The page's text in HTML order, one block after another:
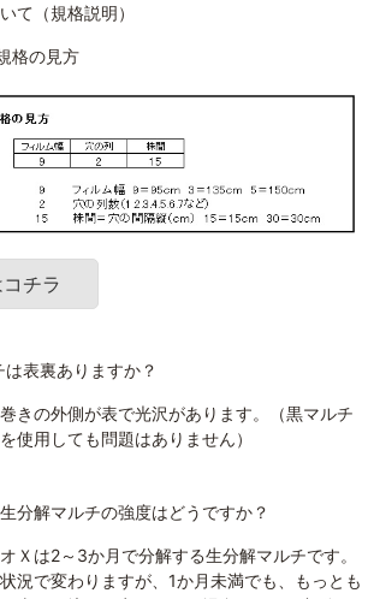
て（規格説明）
格の見方
チラ
表裏ありますか？
きの外側が表で光沢があります。（黒マルチ
使用しても問題はありません）
分解マルチの強度はどうですか？
Ｘは2～3か月で分解する生分解マルチです。
況で変わりますが、1か月未満でも、もっとも